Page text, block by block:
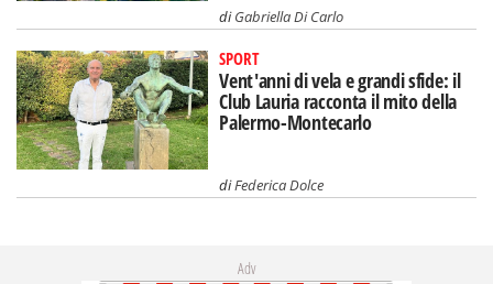
diGabriella Di Carlo
SPORT
Vent'anni di vela e grandi sfide: il
Club Lauria racconta il mito della
Palermo-Montecarlo
diFederica Dolce
Adv